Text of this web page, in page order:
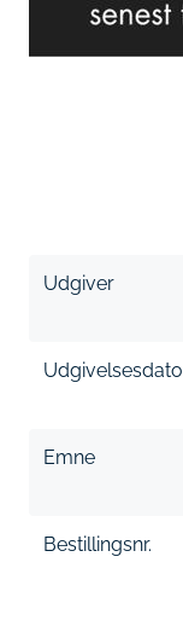
Udgiver
Udgivelsesdato
Emne
Bestillingsnr.